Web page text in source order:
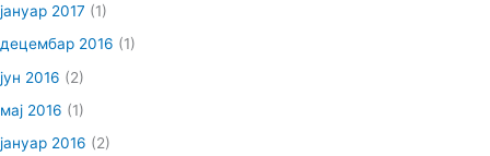
јануар 2017 (1)
децембар 2016 (1)
јун 2016 (2)
мај 2016 (1)
јануар 2016 (2)